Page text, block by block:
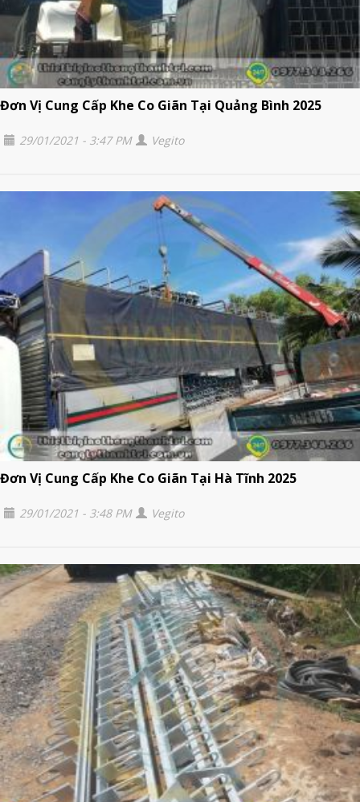
Đơn Vị Cung Cấp Khe Co Giãn Tại Quảng Bình 2025
29/01/2021 - 3:47 PM Vegito
Đơn Vị Cung Cấp Khe Co Giãn Tại Hà Tĩnh 2025
29/01/2021 - 3:48 PM Vegito